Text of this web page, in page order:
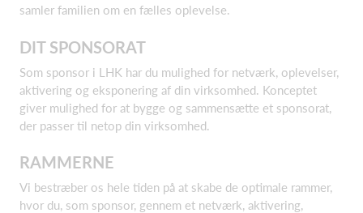
samler familien om en fælles oplevelse.
DIT SPONSORAT
Som sponsor i LHK har du mulighed for netværk, oplevelser,
aktivering og eksponering af din virksomhed. Konceptet
giver mulighed for at bygge og sammensætte et sponsorat,
der passer til netop din virksomhed.
RAMMERNE
Vi bestræber os hele tiden på at skabe de optimale rammer,
hvor du, som sponsor, gennem et netværk, aktivering,